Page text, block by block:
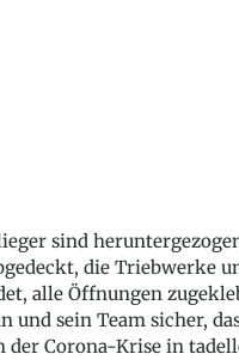
sind
die Triebwerke
alle Öffnungen
und sein Team sicher,
der Corona-Krise in